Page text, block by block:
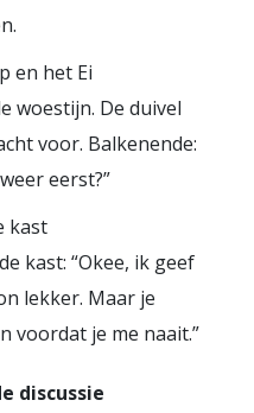
en het Ei
woestijn. De duivel
voor. Balkenende:
eerst?”
kast
kast: “Okee, ik geef
lekker. Maar je
voordat je me naait.”
discussie